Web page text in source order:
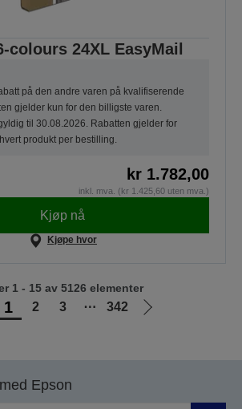
colours 24XL EasyMail
på den andre varen på kvalifiserende
gjelder kun for den billigste varen.
til 30.08.2026. Rabatten gjelder for
produkt per bestilling.
kr 1.782,00
inkl. mva. (kr 1.425,60 uten mva.)
Kjøp nå
Kjøpe hvor
1 2 3 ⋯ 342
Gå
1 - 15 av 5126 elementer
Epson